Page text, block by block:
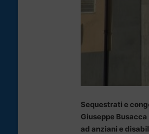
Sequestrati e
Giuseppe Busacca
ad anziani e